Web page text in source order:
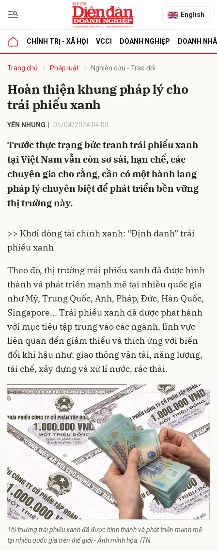
English
CHÍNH TRỊ - XÃ HỘI VCCI DOANH NGHIỆP DOANH
Trang chủ Pháp luật Nghiên cứu - Trao đổi
Hoàn thiện khung pháp lý cho
trái phiếu xanh
YẾN NHUNG 05/04/2024 04:00
Trước thực trạng bức tranh trái phiếu xanh
tại Việt Nam vẫn còn sơ sài, hạn chế, các
chuyên gia cho rằng, cần có một hành lang
pháp lý chuyên biệt để phát triển bền vững
thị trường này.
>> Khơi dòng tài chính xanh: “Định danh” trái
phiếu xanh
Theo đó, thị trườngtrái phiếu xanh đã được hình
thành và phát triển mạnh mẽ tại nhiều quốc gia
như Mỹ, Trung Quốc, Anh, Pháp, Đức, Hàn Quốc,
Singapore... Trái phiếu xanh đã được phát hành
với mục tiêu tập trung vào các ngành, lĩnh vực
liên quan đến giảm thiểu và thích ứng với biến
đổi khí hậu như: giao thông vận tải, năng lượng,
tái chế, xây dựng và xử lí nước, rác thải.
Thị trường trái phiếu xanh đã được hình thành và phát triển mạnh mẽ
tại nhiều quốc gia trên thế giới - Ảnh minh họa: ITN
luận
Hủy